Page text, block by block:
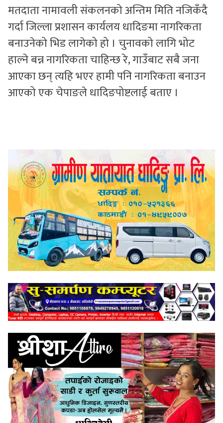
मतदाता नामावली संकलनको अन्तिम मिति नजिकँदै
गर्दा जिल्ला प्रशासन कार्यलय धादिङमा नागरिकता
बनाउनेको भिड लागेको हो । चुनावको लागि भोट
हाल्ने बन्न नागरिकता चाहिन्छ रे, गाउँबाट सबै जना
आएका छन् त्यहि भएर हामी पनि नागरिकता बनाउन
आएको एक चेपाङले धादिङपोष्टलाई बताए ।